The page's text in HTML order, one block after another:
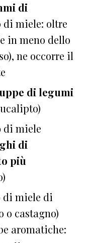
di
di miele: oltre
in meno dello
ne occorre il
di legumi
di miele
di
più
di miele di
o castagno)
aromatiche: